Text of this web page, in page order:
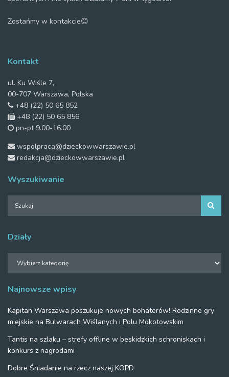
Zostańmy w kontakcie😊
Kontakt
ul. Ku Wiśle 7,
00-707 Warszawa, Polska
+48 (22) 50 65 852
+48 (22) 50 65 856
pn-pt 9.00-16.00
wspolpraca@dzieckowwarszawie.pl
redakcja@dzieckowwarszawie.pl
Wyszukiwanie
Działy
Najnowsze wpisy
Kapitan Warszawa poszukuje nowych bohaterów! Rodzinne gry
miejskie na Bulwarach Wiślanych i Polu Mokotowskim
Tantis na szlaku – strefy offline w beskidzkich schroniskach i
konkurs z nagrodami
Dobre Śniadanie na rzecz naszej KOPD